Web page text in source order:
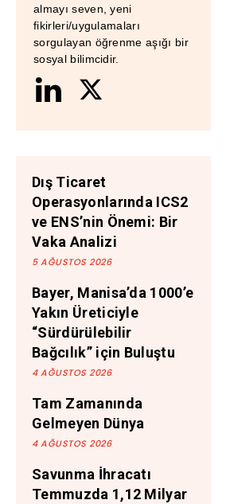
almayı seven, yeni
fikirleri/uygulamaları
sorgulayan öğrenme aşığı bir
sosyal bilimcidir.
Dış Ticaret
Operasyonlarında ICS2
ve ENS’nin Önemi: Bir
Vaka Analizi
5 AĞUSTOS 2026
Bayer, Manisa’da 1000’e
Yakın Üreticiyle
“Sürdürülebilir
Bağcılık” için Buluştu
4 AĞUSTOS 2026
Tam Zamanında
Gelmeyen Dünya
4 AĞUSTOS 2026
Savunma İhracatı
Temmuzda 1,12 Milyar